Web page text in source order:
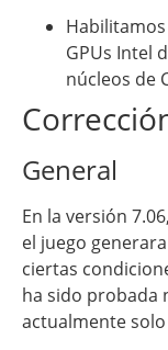
GPUs Intel
núcleos de
General
En la versión
el juego
ciertas
ha sido probada
actualmente